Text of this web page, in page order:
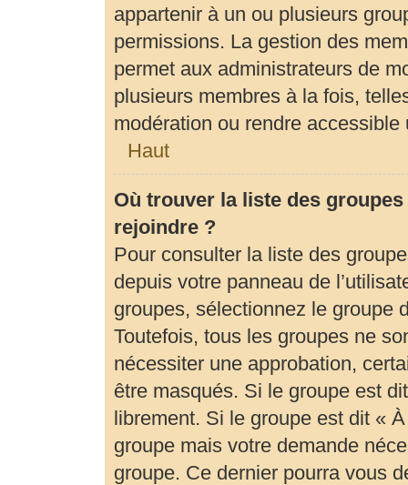
appartenir à un ou plusieurs
permissions. La gestion des
permet aux administrateurs de
plusieurs membres à la fois,
modération ou rendre accessible
Haut
Où trouver la liste des
rejoindre ?
Pour consulter la liste des
depuis votre panneau de
groupes, sélectionnez le groupe
Toutefois, tous les groupes ne
nécessiter une approbation,
être masqués. Si le groupe est
librement. Si le groupe est dit «
groupe mais votre demande
groupe. Ce dernier pourra vous